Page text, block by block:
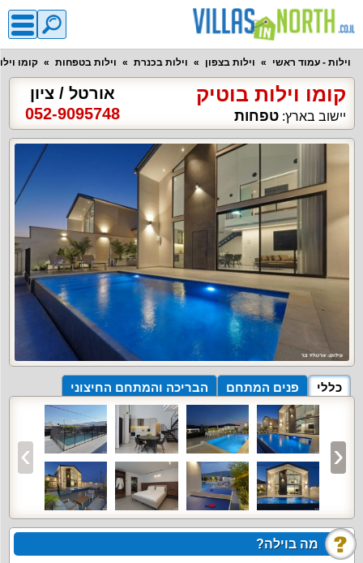
וילות - עמוד ראשי וילות בצפון וילות בכנרת וילות בטפחות קומו
קומו וילות בוטיק
יישוב בארץ: טפחות
אורטל / ציון
052-9095748
כללי פנים המתחם הבריכה והמתחם החיצוני
מה בוילה?